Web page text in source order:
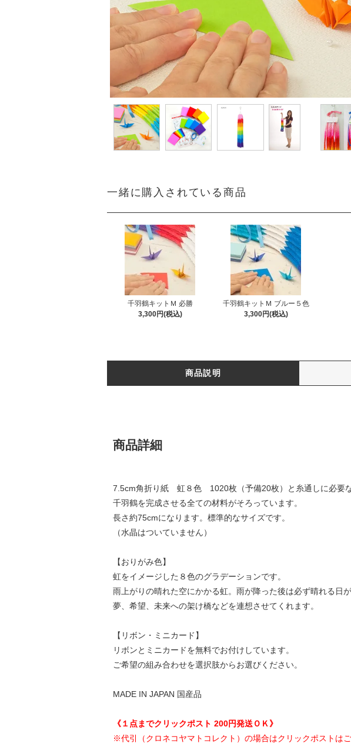
一緒に購入されている商品
千羽鶴キットＭ 必勝
3,300円(税込)
千羽鶴キットＭ ブルー５色
3,300円(税込)
商品説明
商品詳細
7.5cm角折り紙 虹８色 1020枚（予備20枚）と糸通しに必要な
千羽鶴を完成させる全ての材料がそろっています。
長さ約75cmになります。標準的なサイズです。
（水晶はついていません）
【おりがみ色】
虹をイメージした８色のグラデーションです。
雨上がりの晴れた空にかかる虹。雨が降った後は必ず晴れる日
夢、希望、未来への架け橋などを連想させてくれます。
【リボン・ミニカード】
リボンとミニカードを無料でお付けしています。
ご希望の組み合わせを選択肢からお選びください。
MADE IN JAPAN 国産品
《１点までクリックポスト 200円発送ＯＫ》
※代引（クロネコヤマトコレクト）の場合はクリックポストはご